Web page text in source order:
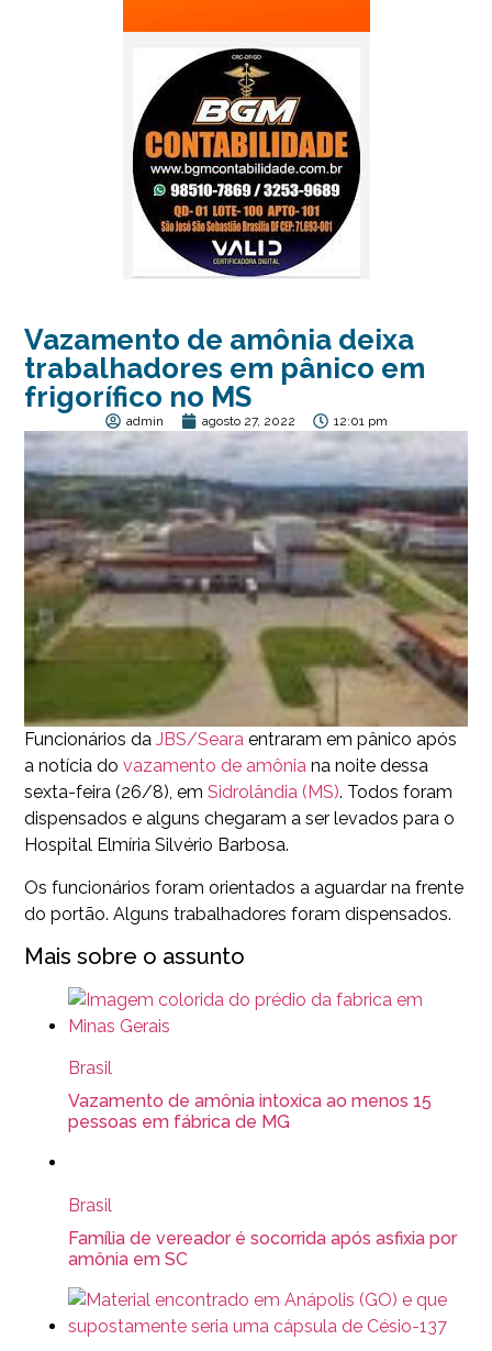
Vazamento de amônia deixa
trabalhadores em pânico em
frigorífico no MS
admin agosto 27, 2022 12:01 pm
Funcionários da JBS/Seara entraram em pânico após
a notícia do vazamento de amônia na noite dessa
sexta-feira (26/8), em Sidrolândia (MS). Todos foram
dispensados e alguns chegaram a ser levados para o
Hospital Elmíria Silvério Barbosa.
Os funcionários foram orientados a aguardar na frente
do portão. Alguns trabalhadores foram dispensados.
Mais sobre o assunto
Brasil
Vazamento de amônia intoxica ao menos 15
pessoas em fábrica de MG
Brasil
Família de vereador é socorrida após asfixia por
amônia em SC